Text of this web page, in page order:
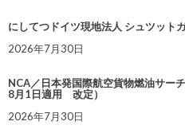
にしてつドイツ現地法人 シュツット
2026年7月30日
NCA／日本発国際航空貨物燃油サー
8月1日適用 改定）
2026年7月30日